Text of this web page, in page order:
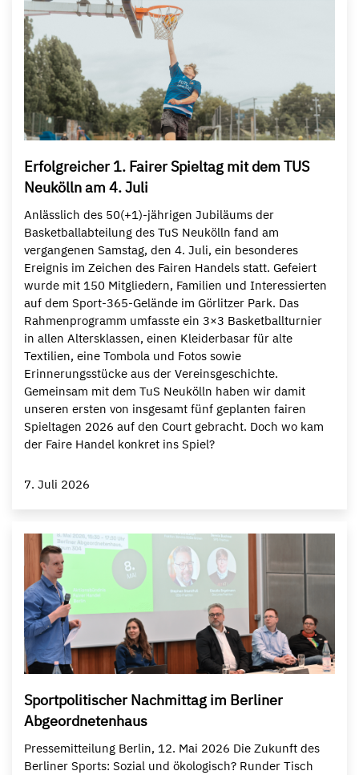
Erfolgreicher 1. Fairer Spieltag mit dem TUS
Neukölln am 4. Juli
Anlässlich des 50(+1)-jährigen Jubiläums der
Basketballabteilung des TuS Neukölln fand am
vergangenen Samstag, den 4. Juli, ein besonderes
Ereignis im Zeichen des Fairen Handels statt. Gefeiert
wurde mit 150 Mitgliedern, Familien und Interessierten
auf dem Sport-365-Gelände im Görlitzer Park. Das
Rahmenprogramm umfasste ein 3×3 Basketballturnier
in allen Altersklassen, einen Kleiderbasar für alte
Textilien, eine Tombola und Fotos sowie
Erinnerungsstücke aus der Vereinsgeschichte.
Gemeinsam mit dem TuS Neukölln haben wir damit
unseren ersten von insgesamt fünf geplanten fairen
Spieltagen 2026 auf den Court gebracht. Doch wo kam
der Faire Handel konkret ins Spiel?
7. Juli 2026
Sportpolitischer Nachmittag im Berliner
Abgeordnetenhaus
Pressemitteilung Berlin, 12. Mai 2026 Die Zukunft des
Berliner Sports: Sozial und ökologisch? Runder Tisch